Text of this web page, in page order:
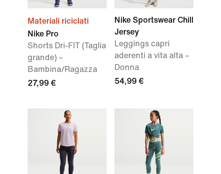
Materiali riciclati
Nike Pro
Shorts Dri-FIT (Taglia
grande) –
Bambina/Ragazza
27,99 €
Nike Sportswear Chill
Jersey
Leggings capri
aderenti a vita alta –
Donna
54,99 €